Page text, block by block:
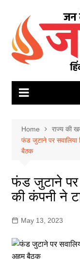
content
Home
राज्य की
फंड जुटाने पर सवालिया
बैठक
फंड जुटाने पर
की कंपनी ने
May 13, 2023